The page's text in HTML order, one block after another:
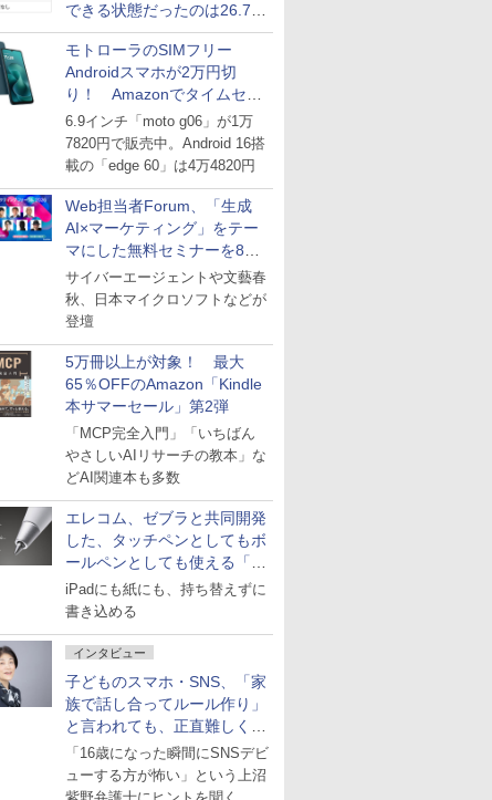
できる状態だったのは26.7％
にとどまる～GMOブランド
セキュリティ調査
モトローラのSIMフリー
Androidスマホが2万円切
り！ Amazonでタイムセー
ル
6.9インチ「moto g06」が1万
7820円で販売中。Android 16搭
載の「edge 60」は4万4820円
Web担当者Forum、「生成
AI×マーケティング」をテー
マにした無料セミナーを8月
27日にオンライン開催
サイバーエージェントや文藝春
秋、日本マイクロソフトなどが
登壇
5万冊以上が対象！ 最大
65％OFFのAmazon「Kindle
本サマーセール」第2弾
「MCP完全入門」「いちばん
やさしいAIリサーチの教本」な
どAI関連本も多数
エレコム、ゼブラと共同開発
した、タッチペンとしてもボ
ールペンとしても使える「ス
タイラスツーウェイ」発売
iPadにも紙にも、持ち替えずに
書き込める
インタビュー
子どものスマホ・SNS、「家
族で話し合ってルール作り」
と言われても、正直難しくな
いですか？
「16歳になった瞬間にSNSデビ
ューする方が怖い」という上沼